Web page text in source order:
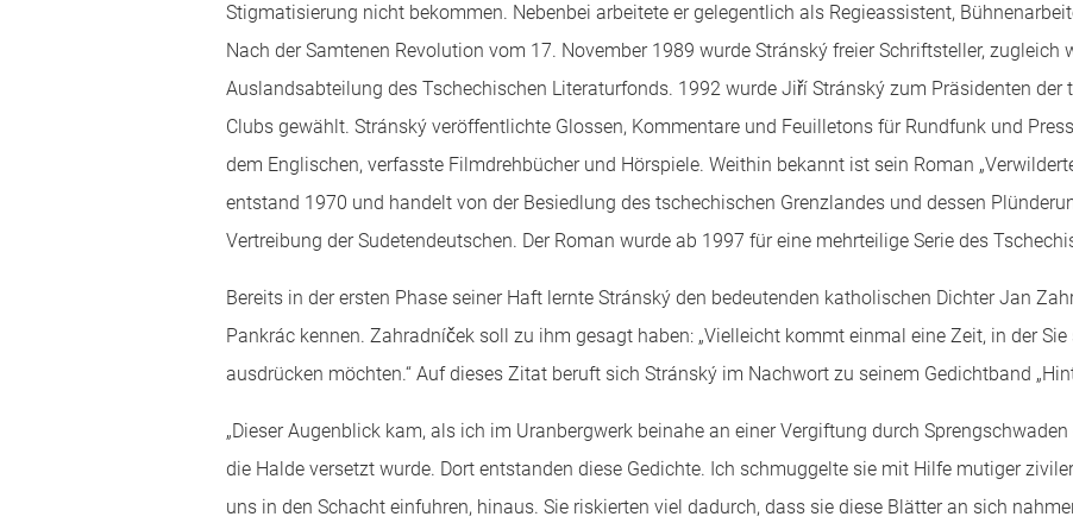
Stigmatisierung nicht bekommen. Nebenbei arbeitete er gelegentlich als Regieassistent,
Nach der Samtenen Revolution vom 17. November 1989 wurde Stránský freier Schriftsteller, zugleich
Auslandsabteilung des Tschechischen Literaturfonds. 1992 wurde Jiří Stránský zum Präsidenten der
Clubs gewählt. Stránský veröffentlichte Glossen, Kommentare und Feuilletons für Rundfunk und
dem Englischen, verfasste Filmdrehbücher und Hörspiele. Weithin bekannt ist sein Roman
entstand 1970 und handelt von der Besiedlung des tschechischen Grenzlandes und dessen
Vertreibung der Sudetendeutschen. Der Roman wurde ab 1997 für eine mehrteilige Serie des
Bereits in der ersten Phase seiner Haft lernte Stránský den bedeutenden katholischen Dichter Jan
Pankrác kennen. Zahradníček soll zu ihm gesagt haben: „Vielleicht kommt einmal eine Zeit, in der
ausdrücken möchten.“ Auf dieses Zitat beruft sich Stránský im Nachwort zu seinem Gedichtband
„Dieser Augenblick kam, als ich im Uranbergwerk beinahe an einer Vergiftung durch
die Halde versetzt wurde. Dort entstanden diese Gedichte. Ich schmuggelte sie mit Hilfe mutiger
uns in den Schacht einfuhren, hinaus. Sie riskierten viel dadurch, dass sie diese Blätter an sich